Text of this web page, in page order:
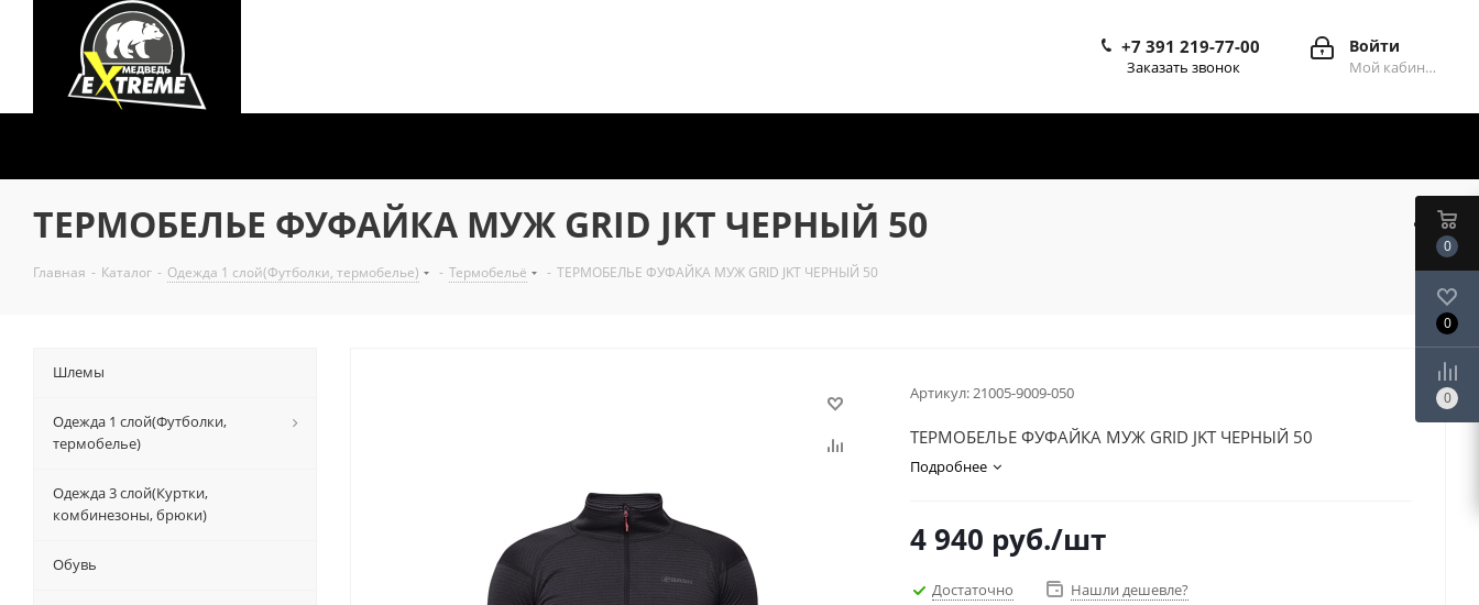
Войти
Мой кабинет
+7 391 219-77-00
Заказать звонок
ТЕРМОБЕЛЬЕ ФУФАЙКА МУЖ GRID JKT ЧЕРНЫЙ 50
Главная - Каталог - Одежда 1 слой(Футболки, термобелье) - Термобельё - ТЕРМОБЕЛЬЕ ФУФАЙКА МУЖ GRID JKT ЧЕРНЫЙ 50
Артикул:21005-9009-050
ТЕРМОБЕЛЬЕ ФУФАЙКА МУЖ GRID JKT ЧЕРНЫЙ 50
Подробнее
4 940 руб./шт
Достаточно Нашли дешевле?
Шлемы
Одежда 1 слой(Футболки,
термобелье)
Одежда 3 слой(Куртки,
комбинезоны, брюки)
Обувь
0
0
0